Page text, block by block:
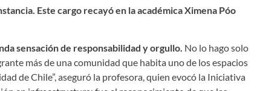
Este cargo recayó en la académica Ximena Póo
sensación de responsabilidad y orgullo. No lo hago solo
más de una comunidad que habita uno de los espacios
de Chile”, aseguró la profesora, quien evocó la Iniciativa